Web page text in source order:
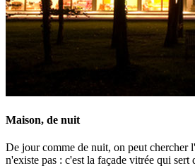
Maison, de nuit
De jour comme de nuit, on peut chercher
n'existe pas : c'est la façade vitrée qui sert